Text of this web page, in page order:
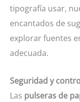
tipografía usar,
encantados de
explorar fuentes
adecuada.
Seguridad y
Las pulseras de